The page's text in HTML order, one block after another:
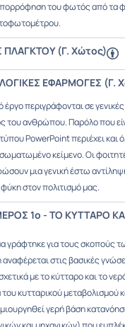
του φωτός από τα
ΠΛΑΓΚΤΟΥ (Γ. Χώτος)
ΕΦΑΡΜΟΓΕΣ (Γ.
περιγράφονται σε
ανθρώπου. Παρόλο που
PowerPoint περιέχει και
κείμενο. Οι
μια γενική έστω
στον πολιτισμό μας.
1ο - ΤΟ ΚΥΤΤΑΡΟ
γράφτηκε για τους σκοπούς
στις βασικές
με το κύτταρο και το
κυτταρικού μεταβολισμού
γερή βάση